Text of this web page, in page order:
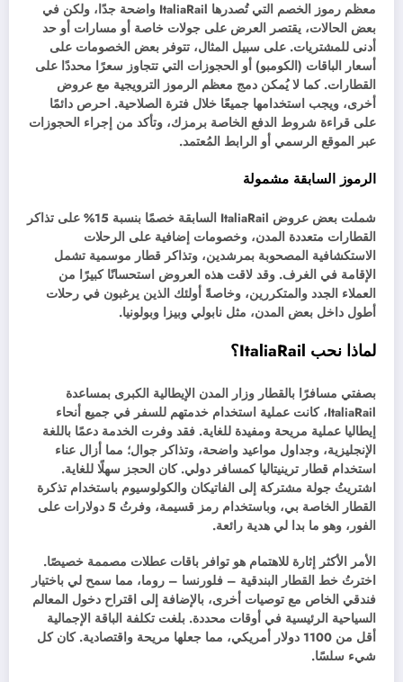
معظم رموز الخصم التي تُصدرها ItaliaRail واضحة جدًا، ولكن في
بعض الحالات، يقتصر العرض على جولات خاصة أو مسارات أو حد
أدنى للمشتريات. على سبيل المثال، تتوفر بعض الخصومات على
أسعار الباقات (الكومبو) أو الحجوزات التي تتجاوز سعرًا محددًا على
القطارات. كما لا يُمكن دمج معظم الرموز الترويجية مع عروض
أخرى، ويجب استخدامها جميعًا خلال فترة الصلاحية. احرص دائمًا
على قراءة شروط الدفع الخاصة برمزك، وتأكد من إجراء الحجوزات
عبر الموقع الرسمي أو الرابط المُعتمد.
الرموز السابقة مشمولة
شملت بعض عروض ItaliaRail السابقة خصمًا بنسبة 15% على تذاكر
القطارات متعددة المدن، وخصومات إضافية على الرحلات
الاستكشافية المصحوبة بمرشدين، وتذاكر قطار موسمية تشمل
الإقامة في الغرف. وقد لاقت هذه العروض استحسانًا كبيرًا من
العملاء الجدد والمتكررين، وخاصةً أولئك الذين يرغبون في رحلات
أطول داخل بعض المدن، مثل نابولي وبيزا وبولونيا.
لماذا نحب ItaliaRail؟
بصفتي مسافرًا بالقطار وزار المدن الإيطالية الكبرى بمساعدة
ItaliaRail، كانت عملية استخدام خدمتهم للسفر في جميع أنحاء
إيطاليا عملية مريحة ومفيدة للغاية. فقد وفرت الخدمة دعمًا باللغة
الإنجليزية، وجداول مواعيد واضحة، وتذاكر جوال؛ مما أزال عناء
استخدام قطار ترينيتاليا كمسافر دولي. كان الحجز سهلًا للغاية.
اشتريتُ جولة مشتركة إلى الفاتيكان والكولوسيوم باستخدام تذكرة
القطار الخاصة بي، وباستخدام رمز قسيمة، وفرتُ 5 دولارات على
الفور، وهو ما بدا لي هدية رائعة.
الأمر الأكثر إثارة للاهتمام هو توافر باقات عطلات مصممة خصيصًا.
اخترتُ خط القطار البندقية – فلورنسا – روما، مما سمح لي باختيار
فندقي الخاص مع توصيات أخرى، بالإضافة إلى اقتراح دخول المعالم
السياحية الرئيسية في أوقات محددة. بلغت تكلفة الباقة الإجمالية
أقل من 1100 دولار أمريكي، مما جعلها مريحة واقتصادية. كان كل
شيء سلسًا.